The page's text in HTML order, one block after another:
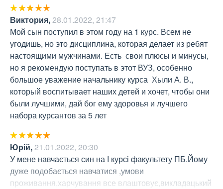
Виктория,28.01.2022, 21:47
Мой сын поступил в этом году на 1 курс. Всем не
угодишь, но это дисциплина, которая делает из ребят
настоящими мужчинами. Есть  свои плюсы и минусы,
но я рекомендую поступать в этот ВУЗ, особенно
большое уважение начальнику курса  Хыли А. В.,
который воспитывает наших детей и хочет, чтобы они
были лучшими, дай бог ему здоровья и лучшего
набора курсантов за 5 лет
Юрій,21.01.2022, 20:30
У мене навчається син на І курсі факультету ПБ.Йому
дуже подобається навчатися ,умови
проживання,харчування все влаштовує,викладацький